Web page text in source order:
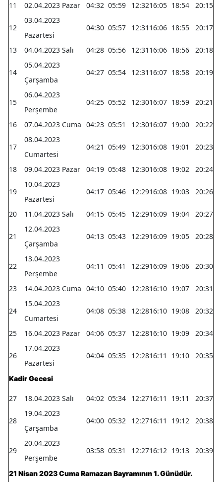
11 02.04.2023 Pazar 04:32 05:59 12:3216:05 18:54 20:15
12
03.04.2023
Pazartesi
04:30 05:57 12:31 16:06 18:55 20:17
13 04.04.2023 Salı 04:28 05:56 12:31 16:06 18:56 20:18
14
05.04.2023
Çarşamba
04:27 05:54 12:31 16:07 18:58 20:19
15
06.04.2023
Perşembe
04:25 05:52 12:3016:07 18:59 20:21
16 07.04.2023 Cuma 04:23 05:51 12:3016:07 19:00 20:22
17
08.04.2023
Cumartesi
04:21 05:49 12:3016:08 19:01 20:23
18 09.04.2023 Pazar 04:19 05:48 12:3016:08 19:02 20:24
19
10.04.2023
Pazartesi
04:17 05:46 12:2916:08 19:03 20:26
20 11.04.2023 Salı 04:15 05:45 12:2916:09 19:04 20:27
21
12.04.2023
Çarşamba
04:13 05:43 12:2916:09 19:05 20:28
22
13.04.2023
Perşembe
04:11 05:41 12:2916:09 19:06 20:30
23 14.04.2023 Cuma 04:10 05:40 12:2816:10 19:07 20:31
24
15.04.2023
Cumartesi
04:08 05:38 12:2816:10 19:08 20:32
25 16.04.2023 Pazar 04:06 05:37 12:2816:10 19:09 20:34
26
17.04.2023
Pazartesi
04:04 05:35 12:2816:11 19:10 20:35
Kadir Gecesi
27 18.04.2023 Salı 04:02 05:34 12:2716:11 19:11 20:37
28
19.04.2023
Çarşamba
04:00 05:32 12:2716:11 19:12 20:38
29
20.04.2023
Perşembe
03:58 05:31 12:2716:12 19:13 20:39
21 Nisan 2023 Cuma Ramazan Bayramının 1. Günüdür.